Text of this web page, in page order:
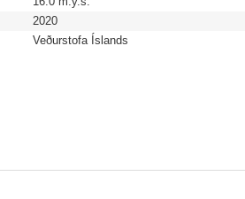
2020
Veðurstofa Íslands